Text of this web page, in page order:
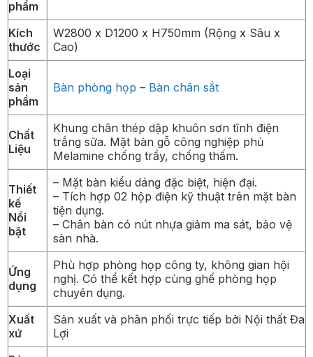
phẩm
Kích
thước
W2800 x D1200 x H750mm (Rộng x Sâu x
Cao)
Loại
sản
phẩm
Bàn phòng họp – Bàn chân sắt
Chất
Liệu
Khung chân thép dập khuôn sơn tĩnh điện
trắng sữa. Mặt bàn gỗ công nghiệp phủ
Melamine chống trầy, chống thấm.
Thiết
kế
Nổi
bật
– Mặt bàn kiểu dáng đặc biệt, hiện đại.
– Tích hợp 02 hộp điện kỹ thuật trên mặt bàn
tiện dụng.
– Chân bàn có nút nhựa giảm ma sát, bảo vệ
sàn nhà.
Ứng
dụng
Phù hợp phòng họp công ty, không gian hội
nghị. Có thể kết hợp cùng ghế phòng họp
chuyên dụng.
Xuất
xứ
Sản xuất và phân phối trực tiếp bởi Nội thất Đa
Lợi